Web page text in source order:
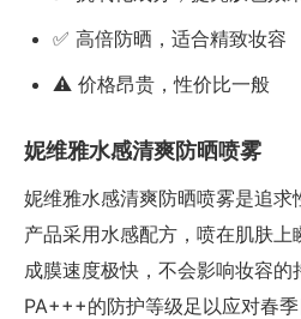
✅ 高倍防晒，适合精致妆容
⚠️ 价格昂贵，性价比一般
妮维雅水感清爽防晒喷雾
妮维雅水感清爽防晒喷雾是追求
产品采用水感配方，喷在肌肤上
成膜速度极快，不会影响妆容的
PA+++的防护等级足以应对春